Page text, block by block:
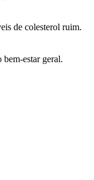
de colesterol ruim.
bem-estar geral.